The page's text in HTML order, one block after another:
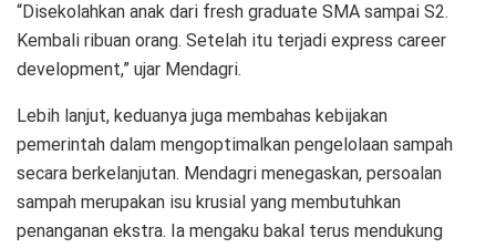
“Disekolahkan anak dari fresh graduate SMA sampai S2.
Kembali ribuan orang. Setelah itu terjadi express career
development,” ujar Mendagri.
Lebih lanjut, keduanya juga membahas kebijakan
pemerintah dalam mengoptimalkan pengelolaan sampah
secara berkelanjutan. Mendagri menegaskan, persoalan
sampah merupakan isu krusial yang membutuhkan
penanganan ekstra. Ia mengaku bakal terus mendukung